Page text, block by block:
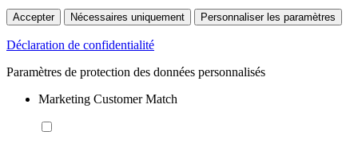
Accepter Nécessaires uniquement Personnaliser les paramètres
Déclaration de confidentialité
Paramètres de protection des données personnalisés
Marketing Customer Match